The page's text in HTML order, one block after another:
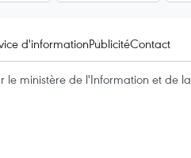
d'informationPublicitéContact
le ministère de l'Information et de la